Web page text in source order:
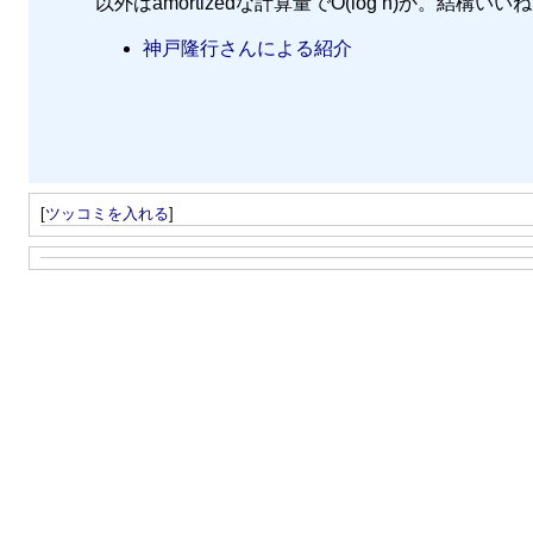
神戸隆行さんによる紹介
[ツッコミを入れる]